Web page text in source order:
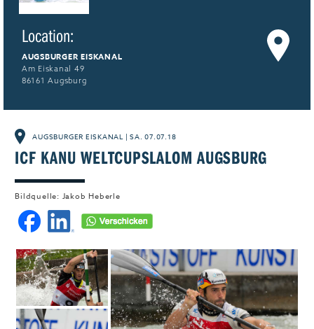
Location:
AUGSBURGER EISKANAL
Am Eiskanal 49
86161 Augsburg
AUGSBURGER EISKANAL |SA. 07.07.18
ICF KANU WELTCUPSLALOM AUGSBURG
Bildquelle: Jakob Heberle